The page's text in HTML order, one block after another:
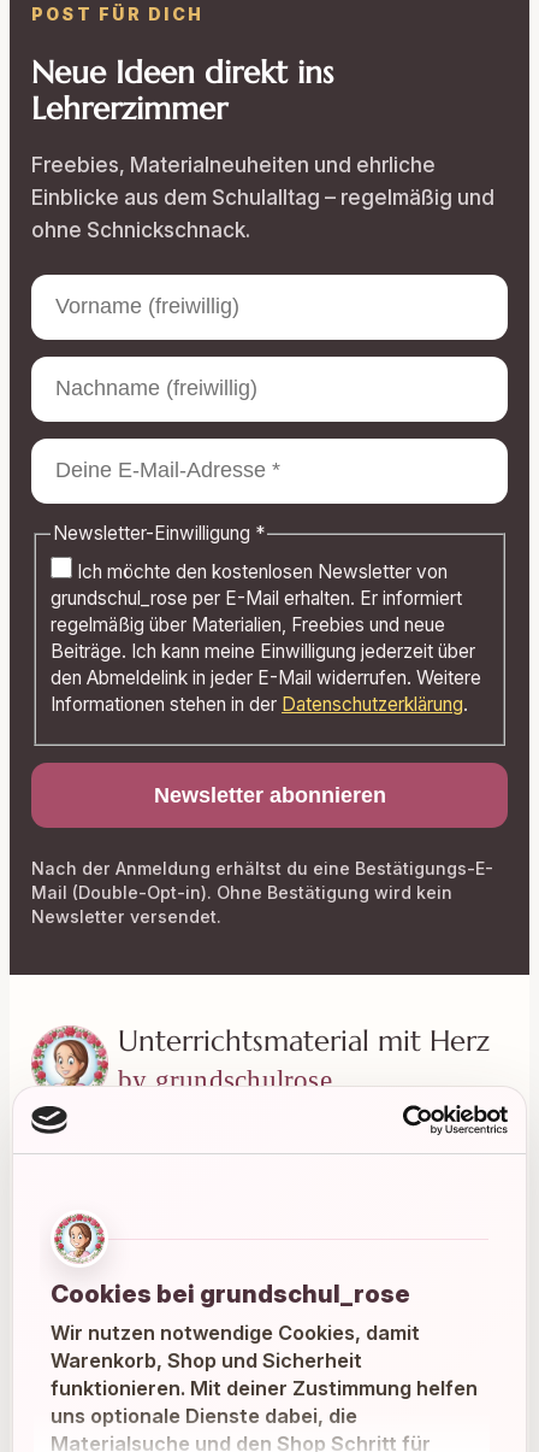
Cookies bei grundschul_rose
Wir nutzen notwendige Cookies, damit
Warenkorb, Shop und Sicherheit
funktionieren. Mit deiner Zustimmung helfen
uns optionale Dienste dabei, die
Materialsuche und den Shop Schritt für
POST FÜR DICH
Neue Ideen direkt ins
Lehrerzimmer
Freebies, Materialneuheiten und ehrliche
Einblicke aus dem Schulalltag – regelmäßig und
ohne Schnickschnack.
Newsletter-Einwilligung *
Ich möchte den kostenlosen Newsletter von
grundschul_rose per E-Mail erhalten. Er informiert
regelmäßig über Materialien, Freebies und neue
Beiträge. Ich kann meine Einwilligung jederzeit über
den Abmeldelink in jeder E-Mail widerrufen. Weitere
Informationen stehen in der Datenschutzerklärung.
Nach der Anmeldung erhältst du eine Bestätigungs-E-
Mail (Double-Opt-in). Ohne Bestätigung wird kein
Newsletter versendet.
Unterrichtsmaterial mit Herz
by grundschulrose
Liebevoll gestaltete Materialien für einen
Grundschulalltag.
Instagram Facebook Pinterest
E-Mail
MATERIALIEN